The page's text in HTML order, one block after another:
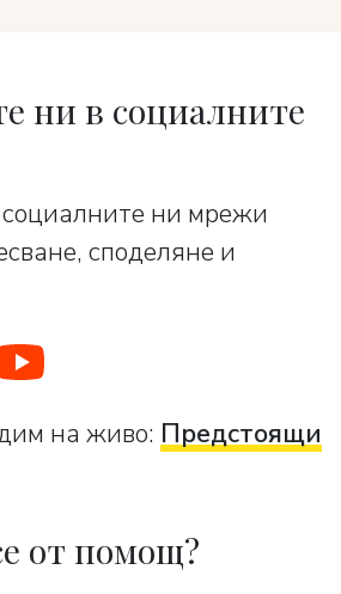
ни в социалните
ни мрежи
споделяне и
на живо: Предстоящи
от помощ?